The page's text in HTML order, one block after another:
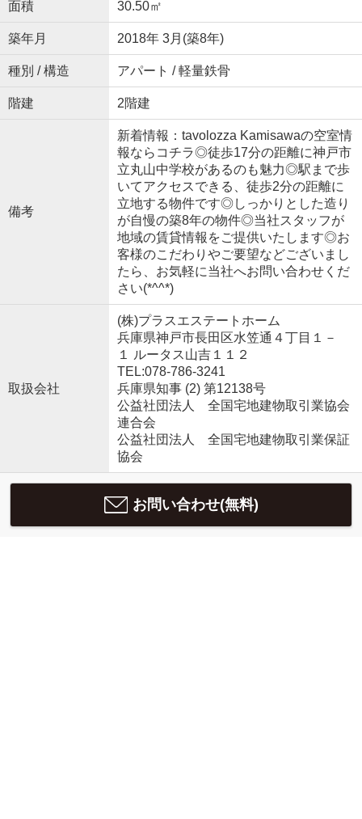
面積 30.50㎡
築年月 2018年 3月(築8年)
種別 / 構造 アパート / 軽量鉄骨
階建 2階建
備考
新着情報：tavolozza Kamisawaの空室情
報ならコチラ◎徒歩17分の距離に神戸市
立丸山中学校があるのも魅力◎駅まで歩
いてアクセスできる、徒歩2分の距離に
立地する物件です◎しっかりとした造り
が自慢の築8年の物件◎当社スタッフが
地域の賃貸情報をご提供いたします◎お
客様のこだわりやご要望などございまし
たら、お気軽に当社へお問い合わせくだ
さい(*^^*)
取扱会社
(株)プラスエステートホーム
兵庫県神戸市長田区水笠通４丁目１－
１ ルータス山吉１１２
TEL:078-786-3241
兵庫県知事 (2) 第12138号
公益社団法人 全国宅地建物取引業協会
連合会
公益社団法人 全国宅地建物取引業保証
協会
お問い合わせ(無料)